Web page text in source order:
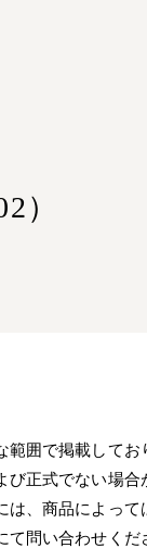
）
囲で掲載してお
正式でない場合
は、商品によっ
問い合わせくだ